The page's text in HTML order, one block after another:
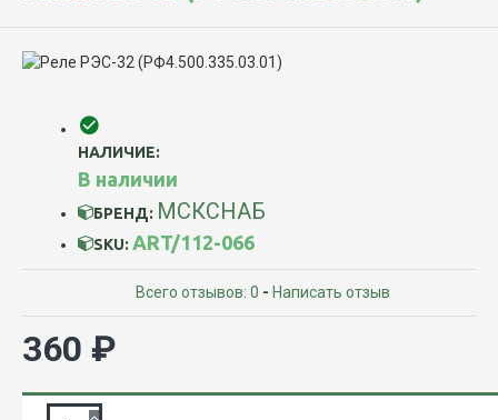
НАЛИЧИЕ:
В наличии
БРЕНД: МСКСНАБ
SKU: ART/112-066
Всего отзывов: 0 - Написать отзыв
360 ₽